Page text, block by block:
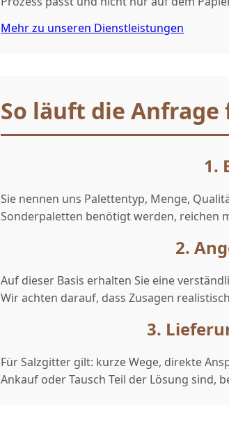
Mehr zu unseren Dienstleistungen
So läuft die
1.
Sie nennen uns Palettentyp, Menge,
Sonderpaletten benötigt werden, reichen
2.
Auf dieser Basis erhalten Sie eine
Wir achten darauf, dass Zusagen
3.
Für Salzgitter gilt: kurze Wege, direkte
Ankauf oder Tausch Teil der Lösung sind,